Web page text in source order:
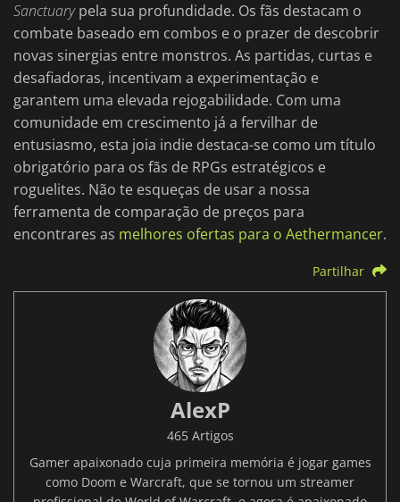
Sanctuarypela sua profundidade. Os fãs destacam o
combate baseado em combos e o prazer de descobrir
novas sinergias entre monstros. As partidas, curtas e
desafiadoras, incentivam a experimentação e
garantem uma elevada rejogabilidade. Com uma
comunidade em crescimento já a fervilhar de
entusiasmo, esta joia indie destaca-se como um título
obrigatório para os fãs de RPGs estratégicos e
roguelites. Não te esqueças de usar a nossa
ferramenta de comparação de preços para
encontrares as melhores ofertas para o Aethermancer.
Partilhar
AlexP
465 Artigos
Gamer apaixonado cuja primeira memória é jogar games
como Doom e Warcraft, que se tornou um streamer